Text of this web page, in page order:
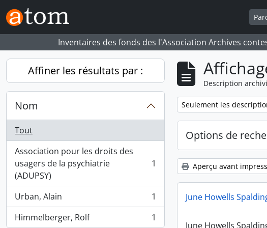
Skip to main content
Inventaires des fonds des l'Association Archives
Affiner les résultats par :
Nom
Tout
Association pour les droits des
usagers de la psychiatrie
(ADUPSY)
, 1 résultats 1
Urban, Alain
, 1 résultats
1
Himmelberger, Rolf
, 1 résultats 1
Description
Remove filter:
Seulement les
Options de
Aperçu avant
June Howells
June Howells